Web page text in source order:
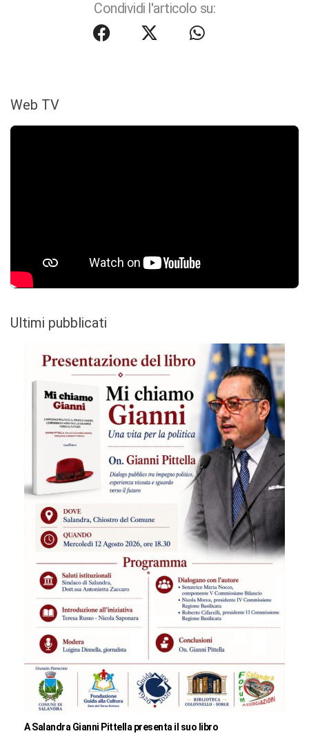
Condividi l'articolo su:
Web TV
Ultimi pubblicati
A Salandra Gianni Pittella presenta il suo libro